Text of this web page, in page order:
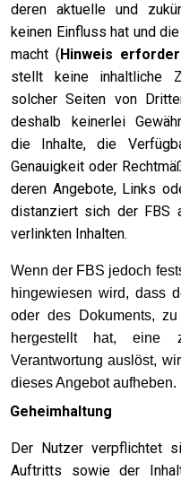
deren aktuelle und
keinen Einfluss hat und
macht (Hinweis
stellt keine inhaltliche
solcher Seiten von
deshalb keinerlei
die Inhalte, die
Genauigkeit oder
deren Angebote, Links
distanziert sich der FBS
verlinkten Inhalten.
Wenn der FBS jedoch
hingewiesen wird, dass
oder des Dokuments,
hergestellt hat, eine
Verantwortung auslöst,
dieses Angebot aufheben.
Geheimhaltung
Der Nutzer verpflichtet
Auftritts sowie der